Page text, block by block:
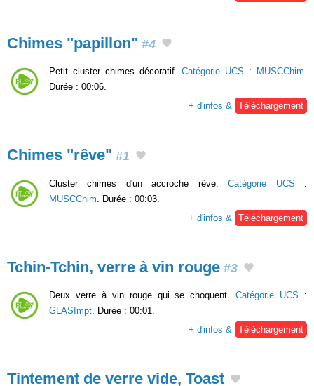
Chimes "papillon" #4
Petit cluster chimes décoratif.Catégorie UCS : MUSCChim.
Durée : 00:06.
+ d'infos & Téléchargement
Chimes "rêve" #1
Cluster chimes d'un accroche rêve.Catégorie UCS :
MUSCChim . Durée : 00:03.
+ d'infos &
Téléchargement
Tchin-Tchin, verre à vin rouge #3
Deux verre à vin rouge qui se choquent.Catégorie UCS :
GLASImpt. Durée : 00:01.
+ d'infos & Téléchargement
Tintement de verre vide, Toast